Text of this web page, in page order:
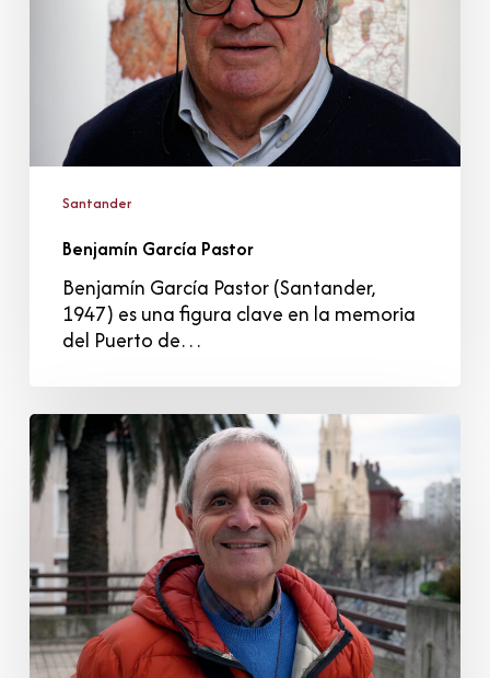
Santander
Benjamín García Pastor
Benjamín García Pastor (Santander,
1947) es una figura clave en la memoria
del Puerto de…
César
Vidal
Pascual